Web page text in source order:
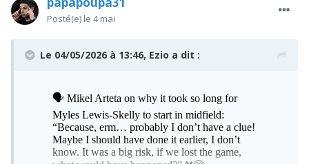
Posté(e) le 4 mai
Le 04/05/2026 à 13:46, Ezio a dit :